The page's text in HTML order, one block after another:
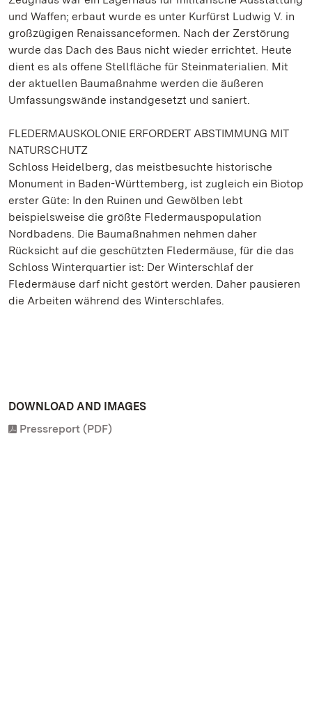
und Waffen; erbaut wurde es unter Kurfürst Ludwig V. in
großzügigen Renaissanceformen. Nach der Zerstörung
wurde das Dach des Baus nicht wieder errichtet. Heute
dient es als offene Stellfläche für Steinmaterialien. Mit
der aktuellen Baumaßnahme werden die äußeren
Umfassungswände instandgesetzt und saniert.
FLEDERMAUSKOLONIE ERFORDERT ABSTIMMUNG MIT
NATURSCHUTZ
Schloss Heidelberg, das meistbesuchte historische
Monument in Baden-Württemberg, ist zugleich ein Biotop
erster Güte: In den Ruinen und Gewölben lebt
beispielsweise die größte Fledermauspopulation
Nordbadens. Die Baumaßnahmen nehmen daher
Rücksicht auf die geschützten Fledermäuse, für die das
Schloss Winterquartier ist: Der Winterschlaf der
Fledermäuse darf nicht gestört werden. Daher pausieren
die Arbeiten während des Winterschlafes.
DOWNLOAD AND IMAGES
Pressreport (PDF)